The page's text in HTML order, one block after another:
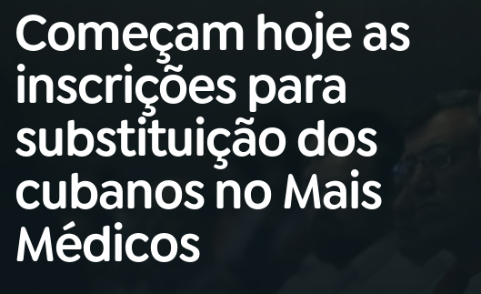
Buscar
na
Rádio
Nacional
AO VIVO
01 INÍCIO
A RÁDIO
03PROGRAMAÇÃO
Começam hoje as
inscrições para
substituição dos
cubanos no Mais
Médicos